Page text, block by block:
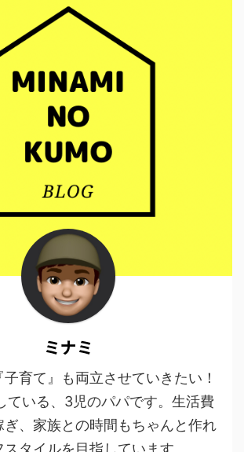
ミナミ
子育て』も両立させていきたい！
ている、3児のパパです。生活費
ぎ、家族との時間もちゃんと作れ
スタイルを目指しています。